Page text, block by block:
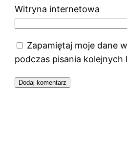
Witryna internetowa
Zapamiętaj moje dane
podczas pisania kolejnych